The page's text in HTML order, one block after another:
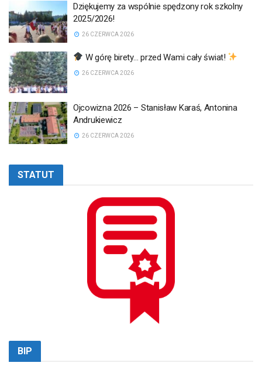
Dziękujemy za wspólnie spędzony rok szkolny
2025/2026!
26 CZERWCA 2026
W górę birety… przed Wami cały świat!
26 CZERWCA 2026
Ojcowizna 2026 – Stanisław Karaś, Antonina
Andrukiewicz
26 CZERWCA 2026
STATUT
BIP